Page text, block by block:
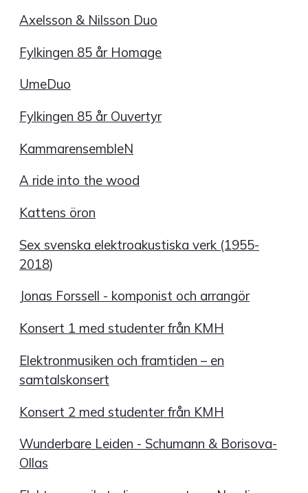
Axelsson & Nilsson Duo
Fylkingen 85 år Homage
UmeDuo
Fylkingen 85 år Ouvertyr
KammarensembleN
A ride into the wood
Kattens öron
Sex svenska elektroakustiska verk (1955-
2018)
Jonas Forssell - komponist och arrangör
Konsert 1 med studenter från KMH
Elektronmusiken och framtiden – en
samtalskonsert
Konsert 2 med studenter från KMH
Wunderbare Leiden - Schumann & Borisova-
Ollas